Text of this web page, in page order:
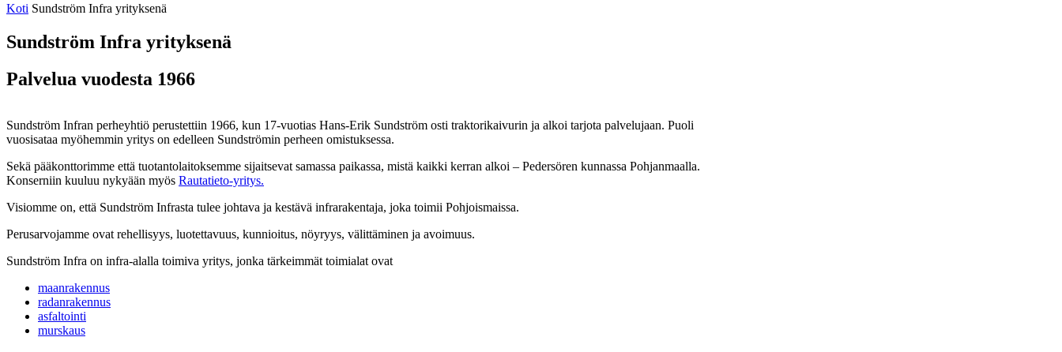
Koti Sundström Infra yrityksenä
Sundström Infra yrityksenä
Palvelua vuodesta 1966
Sundström Infran perheyhtiö perustettiin 1966, kun 17-vuotias Hans-Erik Sundström osti traktorikaivurin ja alkoi tarjota palvelujaan. Puoli
vuosisataa myöhemmin yritys on edelleen Sundströmin perheen omistuksessa.
Sekä pääkonttorimme että tuotantolaitoksemme sijaitsevat samassa paikassa, mistä kaikki kerran alkoi – Pedersören kunnassa Pohjanmaalla.
Konserniin kuuluu nykyään myös Rautatieto-yritys.
Visiomme on, että Sundström Infrasta tulee johtava ja kestävä infrarakentaja, joka toimii Pohjoismaissa.
Perusarvojamme ovat rehellisyys, luotettavuus, kunnioitus, nöyryys, välittäminen ja avoimuus.
Sundström Infra on infra-alalla toimiva yritys, jonka tärkeimmät toimialat ovat
maanrakennus
radanrakennus
asfaltointi
murskaus